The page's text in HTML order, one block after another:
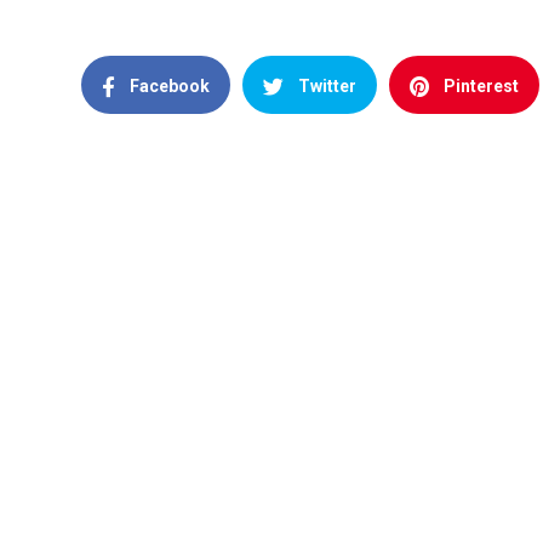
Facebook Twitter Pinterest